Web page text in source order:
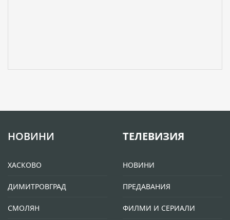
НОВИНИ
ХАСКОВО
ДИМИТРОВГРАД
СМОЛЯН
ТЕЛЕВИЗИЯ
НОВИНИ
ПРЕДАВАНИЯ
ФИЛМИ И СЕРИАЛИ